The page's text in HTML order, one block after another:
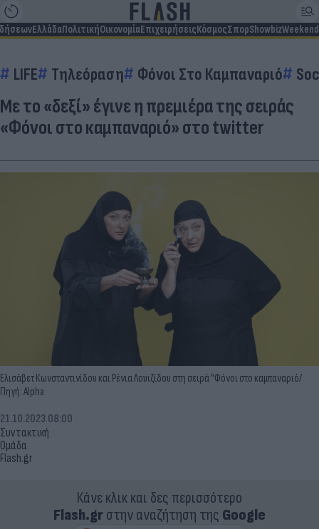
ΕλλάδαΠολιτικήΟικονομίαΕπιχειρήσειςΚόσμοςΣπορShowbizWeekend
LIFE Τηλεόραση Φόνοι Στο Καμπαναριό
Με το «δεξί» έγινε η πρεμιέρα της σειράς
«Φόνοι στο καμπαναριό» στο twitter
Ελισάβετ Κωνσταντινίδου και Ρένια Λουιζίδου στη σειρά "Φόνοι στο καμπαναριό/
Πηγή: Alpha
Συντακτική
Ομάδα
Flash.gr
21.10.2023 08:00
Κάνε κλικ και δες περισσότερο
Flash.grστην αναζήτηση της Google